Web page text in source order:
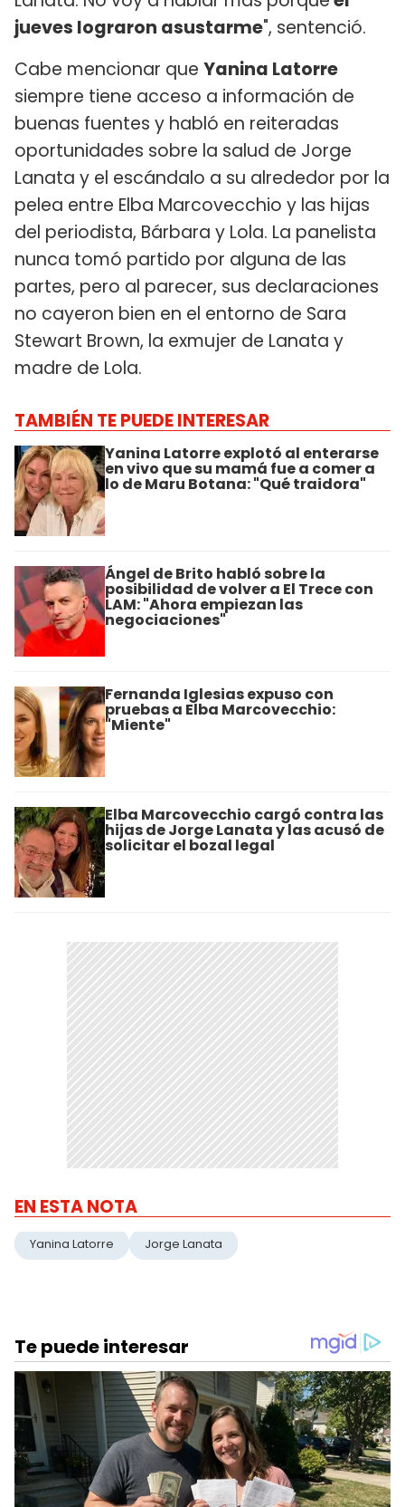
jueves lograron asustarme", sentenció.
Cabe mencionar que Yanina Latorre
siempre tiene acceso a información de
buenas fuentes y habló en reiteradas
oportunidades sobre la salud de Jorge
Lanata y el escándalo a su alrededor por la
pelea entre Elba Marcovecchio y las hijas
del periodista, Bárbara y Lola. La panelista
nunca tomó partido por alguna de las
partes, pero al parecer, sus declaraciones
no cayeron bien en el entorno de Sara
Stewart Brown, la exmujer de Lanata y
madre de Lola.
TAMBIÉN TE PUEDE INTERESAR
Yanina Latorre explotó al enterarse
en vivo que su mamá fue a comer a
lo de Maru Botana: "Qué traidora"
Ángel de Brito habló sobre la
posibilidad de volver a El Trece con
LAM: "Ahora empiezan las
negociaciones"
Fernanda Iglesias expuso con
pruebas a Elba Marcovecchio:
"Miente"
Elba Marcovecchio cargó contra las
hijas de Jorge Lanata y las acusó de
solicitar el bozal legal
EN ESTA NOTA
Yanina Latorre Jorge Lanata